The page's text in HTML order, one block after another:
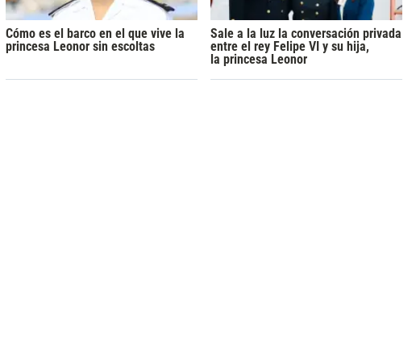
Cómo es el barco en el que vive la
princesa Leonor sin escoltas
Sale a la luz la conversación privada
entre el rey Felipe VI y su hija,
la princesa Leonor